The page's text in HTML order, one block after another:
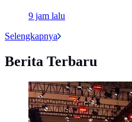
9 jam lalu
Selengkapnya
Berita Terbaru